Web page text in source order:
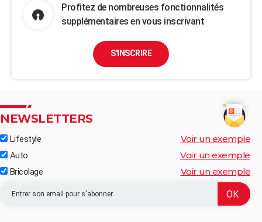
Profitez de nombreuses fonctionnalités
supplémentaires en vous inscrivant
S'INSCRIRE
NEWSLETTERS
Lifestyle Voir un exemple
Auto Voir un exemple
Bricolage Voir un exemple